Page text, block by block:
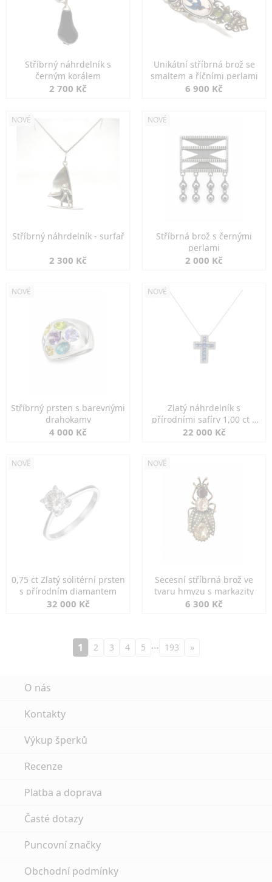
Stříbrný náhrdelník s
černým korálem
2 700 Kč
Unikátní stříbrná brož se
smaltem a říčními perlami
6 900 Kč
NOVÉ
Stříbrný náhrdelník - surfař
2 300 Kč
NOVÉ
Stříbrná brož s černými
perlami
2 000 Kč
NOVÉ
Stříbrný prsten s barevnými
drahokamy
4 000 Kč
NOVÉ
Zlatý náhrdelník s
přírodními safíry 1,00 ct a
diamanty
22 000 Kč
NOVÉ
0,75 ct Zlatý solitérní prsten
s přírodním diamantem
32 000 Kč
NOVÉ
Secesní stříbrná brož ve
tvaru hmyzu s markazity
6 300 Kč
1 2 3 4 5 … 193 »
O nás
Kontakty
Výkup šperků
Recenze
Platba a doprava
Časté dotazy
Puncovní značky
Obchodní podmínky